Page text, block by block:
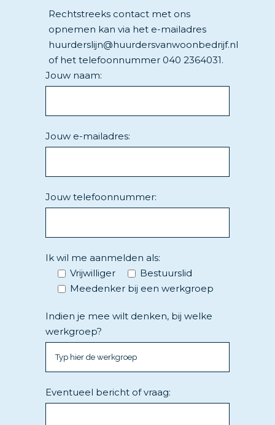
Rechtstreeks contact met ons
opnemen kan via het e-mailadres
huurderslijn@huurdersvanwoonbedrijf.nl
of het telefoonnummer 040 2364031.
Jouw naam:
Jouw e-mailadres:
Jouw telefoonnummer:
Ik wil me aanmelden als:
Vrijwilliger
Bestuurslid
Meedenker bij een werkgroep
Indien je mee wilt denken, bij welke
werkgroep?
Eventueel bericht of vraag: